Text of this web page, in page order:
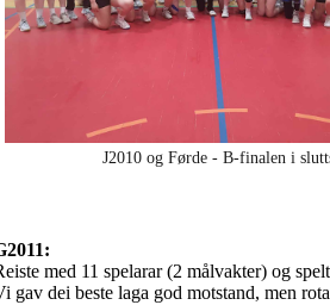
J2010 og Førde - B-finalen i
med 11 spelarar (2 målvakter) og
gav dei beste laga god motstand, men